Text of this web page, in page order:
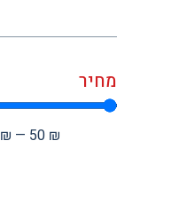
מחיר
₪
50
—
₪